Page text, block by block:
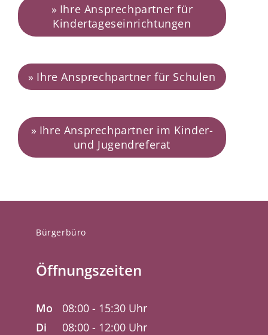
Ihre Ansprechpartner für
Kindertageseinrichtungen
Ihre Ansprechpartner für Schulen
Ihre Ansprechpartner im Kinder-
und Jugendreferat
Bürgerbüro
Öffnungszeiten
Mo
08:00 - 15:30 Uhr
Di
08:00 - 12:00 Uhr